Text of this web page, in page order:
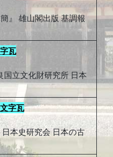
』 雄山閣出版 基調報
瓦
立文化財研究所 日本
文字瓦
本史研究会 日本の古